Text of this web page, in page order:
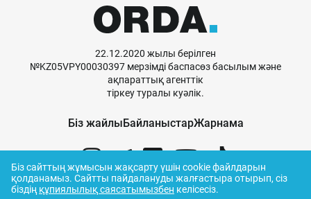
22.12.2020 жылы берілген
№KZ05VPY00030397 мерзімді баспасөз басылым және
ақпараттық агенттік
тіркеу туралы куәлік.
Біз жайлыБайланыстарЖарнама
Біз сайттың жұмысын жақсарту үшін cookie файлдарын
қолданамыз. Сайтты пайдалануды жалғастыра отырып, сіз
біздің құпиялылық саясатымызбен келісесіз.